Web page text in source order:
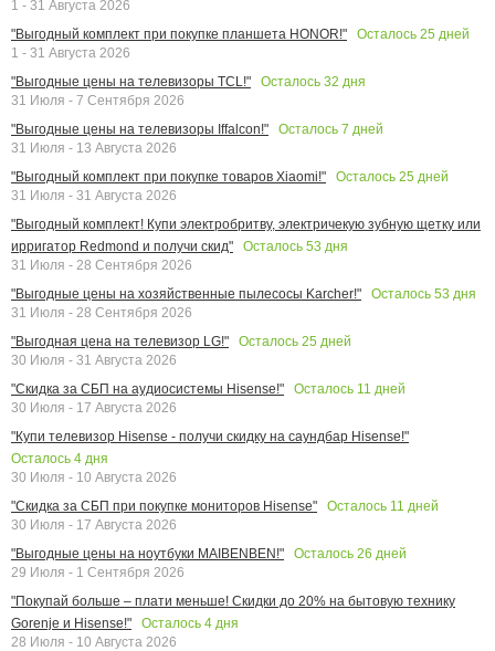
1 - 31 Августа 2026
"Выгодный комплект при покупке планшета HONOR!"
Осталось 25 дней
1 - 31 Августа 2026
"Выгодные цены на телевизоры TCL!"
Осталось 32 дня
31 Июля - 7 Сентября 2026
"Выгодные цены на телевизоры Iffalcon!"
Осталось 7 дней
31 Июля - 13 Августа 2026
"Выгодный комплект при покупке товаров Xiaomi!"
Осталось 25 дней
31 Июля - 31 Августа 2026
"Выгодный комплект! Купи электробритву, электричекую зубную щетку или
ирригатор Redmond и получи скид"
Осталось 53 дня
31 Июля - 28 Сентября 2026
"Выгодные цены на хозяйственные пылесосы Karcher!"
Осталось 53 дня
31 Июля - 28 Сентября 2026
"Выгодная цена на телевизор LG!"
Осталось 25 дней
30 Июля - 31 Августа 2026
"Скидка за СБП на аудиосистемы Hisense!"
Осталось 11 дней
30 Июля - 17 Августа 2026
"Купи телевизор Hisense - получи скидку на саундбар Hisense!"
Осталось 4 дня
30 Июля - 10 Августа 2026
"Скидка за СБП при покупке мониторов Hisense"
Осталось 11 дней
30 Июля - 17 Августа 2026
"Выгодные цены на ноутбуки MAIBENBEN!"
Осталось 26 дней
29 Июля - 1 Сентября 2026
"Покупай больше – плати меньше! Скидки до 20% на бытовую технику
Gorenje и Hisense!"
Осталось 4 дня
28 Июля - 10 Августа 2026